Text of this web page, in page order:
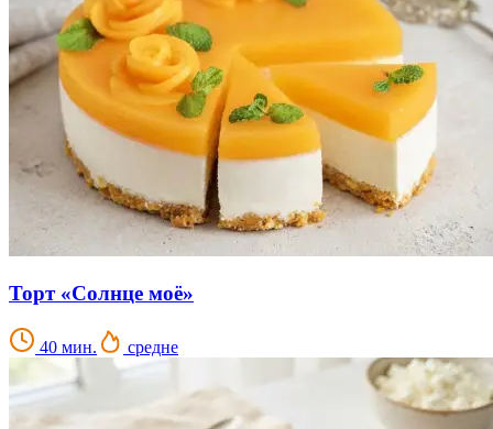
Торт «Солнце моё»
40 мин. средне